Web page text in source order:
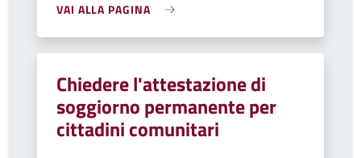
VAI ALLA PAGINA
Chiedere l'attestazione di
soggiorno permanente per
cittadini comunitari